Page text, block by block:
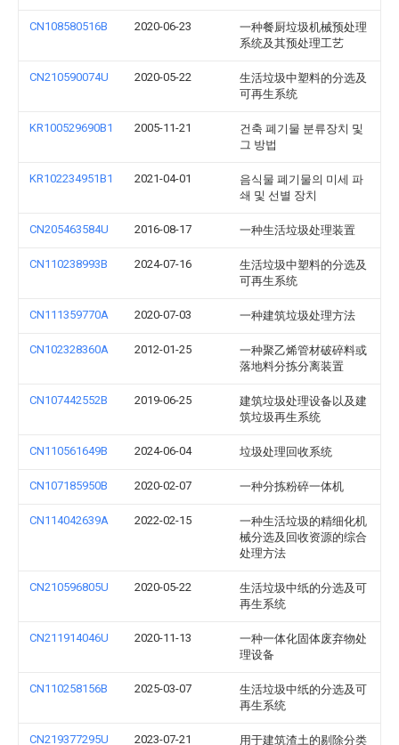
CN108580516B 2020-06-23
一种餐厨垃圾机械预处理
系统及其预处理工艺
CN210590074U 2020-05-22
生活垃圾中塑料的分选及
可再生系统
KR100529690B1 2005-11-21
건축 폐기물 분류장치 및
그 방법
KR102234951B1 2021-04-01
음식물 폐기물의 미세 파
쇄 및 선별 장치
CN205463584U 2016-08-17 一种生活垃圾处理装置
CN110238993B 2024-07-16
生活垃圾中塑料的分选及
可再生系统
CN111359770A 2020-07-03 一种建筑垃圾处理方法
CN102328360A 2012-01-25
一种聚乙烯管材破碎料或
落地料分拣分离装置
CN107442552B 2019-06-25
建筑垃圾处理设备以及建
筑垃圾再生系统
CN110561649B 2024-06-04 垃圾处理回收系统
CN107185950B 2020-02-07 一种分拣粉碎一体机
CN114042639A 2022-02-15
一种生活垃圾的精细化机
械分选及回收资源的综合
处理方法
CN210596805U 2020-05-22
生活垃圾中纸的分选及可
再生系统
CN211914046U 2020-11-13
一种一体化固体废弃物处
理设备
CN110258156B 2025-03-07
生活垃圾中纸的分选及可
再生系统
CN219377295U 2023-07-21
用于建筑渣土的剔除分类